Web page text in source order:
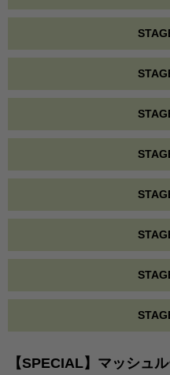
【SPECIAL】マッシュ